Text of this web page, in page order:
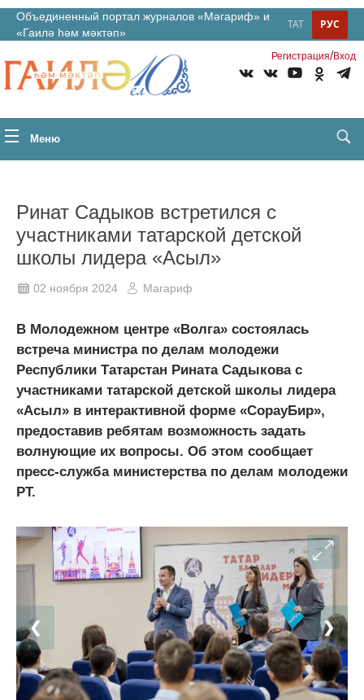
Объединенный портал журналов «Мәгариф» и
«Гаилә һәм мәктәп»
РУС
ТАТ
Регистрация/Вход
Меню
Ринат Садыков встретился с
участниками татарской детской
школы лидера «Асыл»
02 ноября 2024 Магариф
В Молодежном центре «Волга» состоялась
встреча министра по делам молодежи
Республики Татарстан Рината Садыкова с
участниками татарской детской школы лидера
«Асыл» в интерактивной форме «СорауБир»,
предоставив ребятам возможность задать
волнующие их вопросы. Об этом сообщает
пресс-служба министерства по делам молодежи
РТ.
❮ ❯